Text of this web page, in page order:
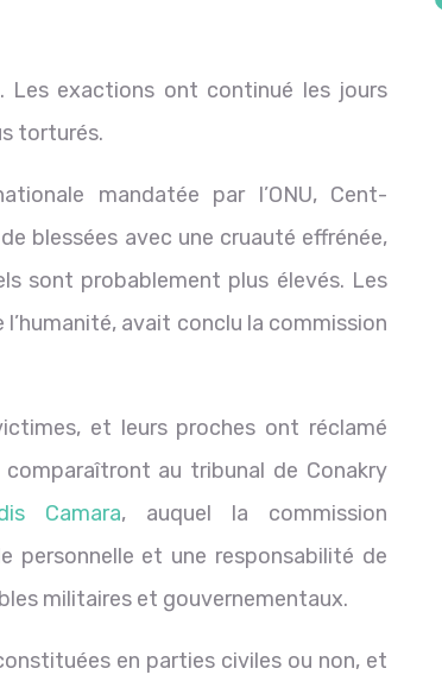
Les exactions ont continué les jours
torturés.
mandatée par l’ONU, Cent-
blessées avec une cruauté effrénée,
sont probablement plus élevés. Les
avait conclu la commission
et leurs proches ont réclamé
au tribunal de Conakry
Camara, auquel la commission
et une responsabilité de
militaires et gouvernementaux.
en parties civiles ou non, et